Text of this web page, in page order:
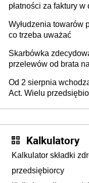
płatności za faktury w
Wyłudzenia towarów
co trzeba uważać
Skarbówka
przelewów od brata
darowizna, ale
Od 2 sierpnia
Act. Wielu
Kalkulatory
Kalkulator składki
przedsiębiorcy